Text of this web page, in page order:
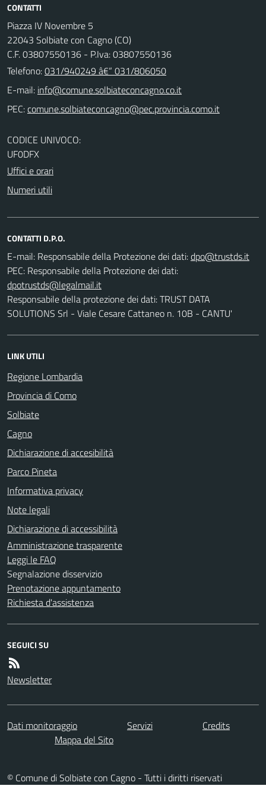
CONTATTI
Piazza IV Novembre 5
22043 Solbiate con Cagno (CO)
C.F. 03807550136 - P.Iva: 03807550136
Telefono:031/940249 â€“ 031/806050
E-mail:
PEC:
CODICE UNIVOCO:
UF0DFX
Uffici e orari
Numeri utili
CONTATTI D.P.O.
E-mail: Responsabile della Protezione dei dati:
PEC: Responsabile della Protezione dei dati:
Responsabile della protezione dei dati: TRUST DATA
SOLUTIONS Srl - Viale Cesare Cattaneo n. 10B - CANTU'
LINK UTILI
Regione Lombardia
Provincia di Como
Solbiate
Cagno
Dichiarazione di accesibilità
Parco Pineta
Informativa privacy
Note legali
Dichiarazione di accessibilità
Amministrazione trasparente
Leggi le FAQ
Segnalazione disservizio
Prenotazione appuntamento
Richiesta d'assistenza
SEGUICI SU
Newsletter
Dati monitoraggio Servizi
Credits
Mappa del Sito
© Comune di Solbiate con Cagno - Tutti i diritti riservati